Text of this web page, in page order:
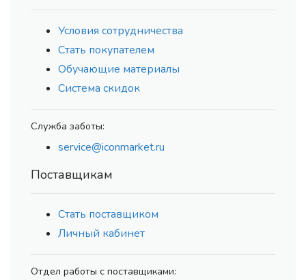
Условия сотрудничества
Стать покупателем
Обучающие материалы
Система скидок
Служба заботы:
service@iconmarket.ru
Поставщикам
Стать поставщиком
Личный кабинет
Отдел работы с поставщиками: